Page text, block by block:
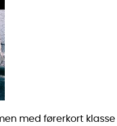
med førerkort